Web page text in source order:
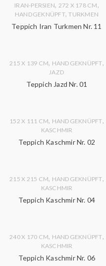
IRAN-PERSIEN, 272 X 178 CM,
HANDGEKNÜPFT,TURKMEN
Teppich Iran Turkmen Nr. 11
215 X 139 CM, HANDGEKNÜPFT,
JAZD
Teppich Jazd Nr. 01
152 X 111 CM, HANDGEKNÜPFT,
KASCHMIR
Teppich Kaschmir Nr. 02
215 X 215 CM, HANDGEKNÜPFT,
KASCHMIR
Teppich Kaschmir Nr. 04
240 X 170 CM, HANDGEKNÜPFT,
KASCHMIR
Teppich Kaschmir Nr. 06